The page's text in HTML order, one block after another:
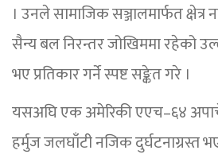
। उनले सामाजिक सञ्जालमार्फत
सैन्य बल निरन्तर जोखिममा रहेको
भए प्रतिकार गर्ने स्पष्ट सङ्केत गरे ।
यसअघि एक अमेरिकी एएच–६४
हर्मुज जलघाँटी नजिक दुर्घटनाग्रस्त